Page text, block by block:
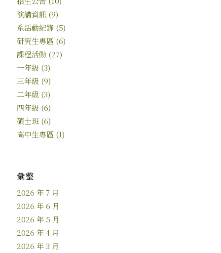
演講資訊(9)
系活動紀錄(5)
研究生專區 (6)
課程活動 (27)
一年級 (3)
三年級 (9)
二年級 (3)
四年級 (6)
碩士班(6)
高中生專區 (1)
彙整
2026 年 7 月
2026 年 6 月
2026 年 5 月
2026 年 4 月
2026 年 3 月